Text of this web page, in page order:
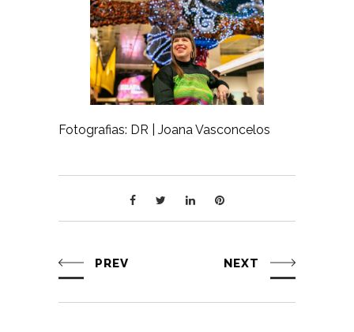
Fotografias: DR | Joana Vasconcelos
PREV NEXT